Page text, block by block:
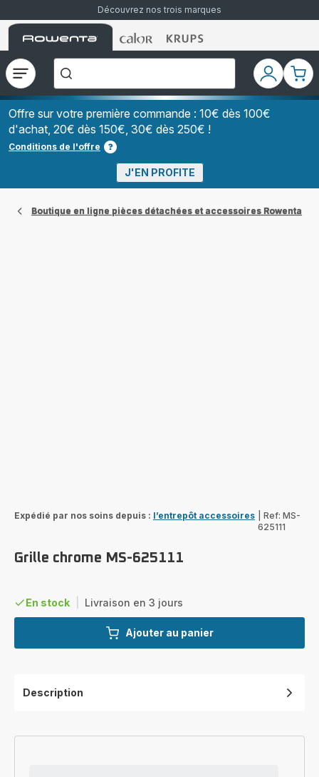
Découvrez nos trois marques
Accueil
Rowenta
Accueil
Rowenta
Accueil
Rowenta
Ouvrir
le
menu
recherchez-
vous
?","Aspirateurs
à
Grains","Centrales
Vapeurs","Sèche
Cheveux"]
Mon
compte
Mon
Offre sur votre première commande : 10€ dès 100€
d'achat, 20€ dès 150€, 30€ dès 250€ !
Conditions de l'offre
J'EN PROFITE
Boutique en ligne pièces détachées et accessoires Rowenta
Expédié par nos soins depuis : l’entrepôt accessoires
Ref: MS-
625111
Grille chrome MS-625111
En stock Livraison en 3 jours
Ajouter au panier
Description